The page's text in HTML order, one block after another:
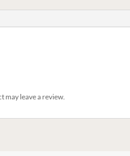
may leave a review.